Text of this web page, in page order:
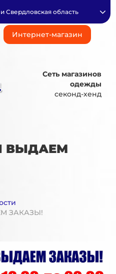
Интернет-магазин
Свердловская область
Сеть магазинов
одежды
секонд-хенд
ВЫДАЕМ
ЗАКАЗЫ!